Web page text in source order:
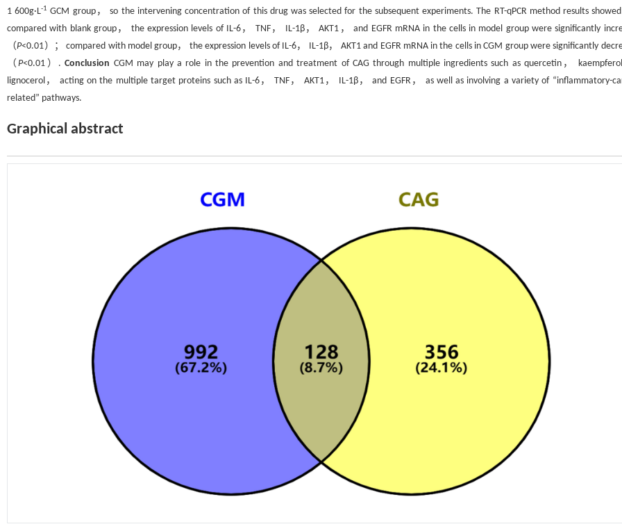
1 600g·L-1 GCM group， so the intervening concentration of this drug was selected for the subsequent experiments. The RT-qPCR method results
compared with blank group， the expression levels of IL-6， TNF， IL-1β， AKT1， and EGFR mRNA in the cells in model group were significantly
（P<0.01）； compared with model group， the expression levels of IL-6， IL-1β， AKT1 and EGFR mRNA in the cells in CGM group were significantly
（P<0.01）.Conclusion CGM may play a role in the prevention and treatment of CAG through multiple ingredients such as quercetin，
lignocerol， acting on the multiple target proteins such as IL-6， TNF， AKT1， IL-1β， and EGFR， as well as involving a variety of “inflammatory-
related” pathways.
Graphical abstract